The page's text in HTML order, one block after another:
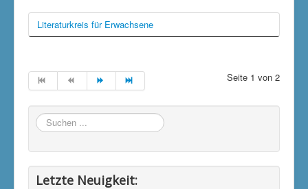
Literaturkreis für Erwachsene
Seite 1 von 2
Suchen
...
Letzte Neuigkeit: